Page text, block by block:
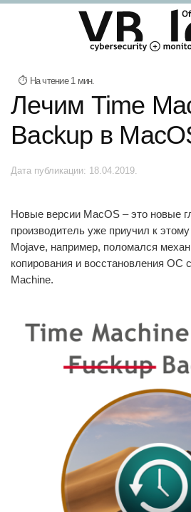
Лечим Time
Backup в
Дата публикации: 18.04.2019.
Новые версии MacOS – это новые
производитель уже приучил к
Mojave, например, поломался
копирования и восстановления ОС
Machine.